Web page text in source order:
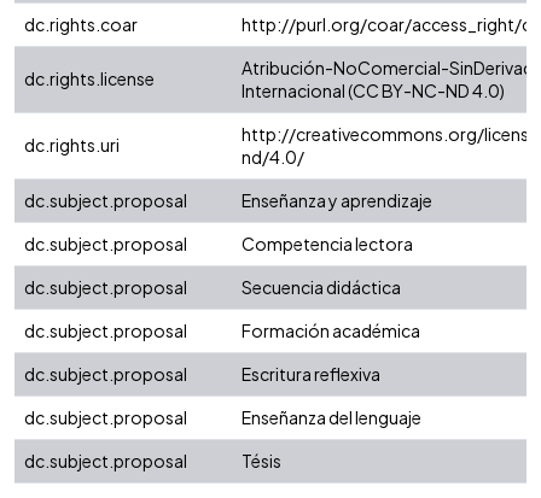
dc.rights.coar
http://purl.org/coar/access_right/
dc.rights.license
Atribución-NoComercial-
Internacional (CC BY-NC-ND 4.0)
dc.rights.uri
http://creativecommons.org/
nd/4.0/
dc.subject.proposal
Enseñanza y aprendizaje
dc.subject.proposal
Competencia lectora
dc.subject.proposal
Secuencia didáctica
dc.subject.proposal
Formación académica
dc.subject.proposal
Escritura reflexiva
dc.subject.proposal
Enseñanza del lenguaje
dc.subject.proposal
Tésis